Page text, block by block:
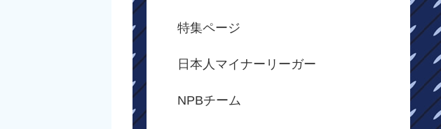
特集ページ
日本人マイナーリーガー
NPBチーム